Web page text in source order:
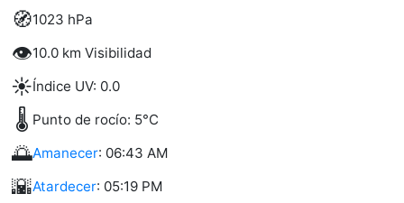
🧭1023 hPa
👁️10.0 km Visibilidad
☀️Índice UV: 0.0
🌡️ Punto de rocío: 5°C
🌅Amanecer: 06:43 AM
🌇Atardecer: 05:19 PM